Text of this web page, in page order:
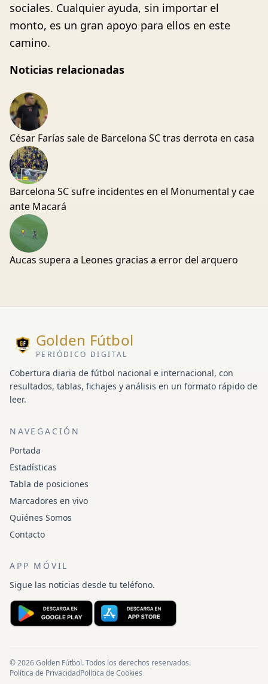
sociales. Cualquier ayuda, sin importar el
monto, es un gran apoyo para ellos en este
camino.
Noticias relacionadas
César Farías sale de Barcelona SC tras derrota en casa
Barcelona SC sufre incidentes en el Monumental y cae
ante Macará
Aucas supera a Leones gracias a error del arquero
Golden Fútbol
PERIÓDICO DIGITAL
Cobertura diaria de fútbol nacional e internacional, con
resultados, tablas, fichajes y análisis en un formato rápido de
leer.
NAVEGACIÓN
Portada
Estadísticas
Tabla de posiciones
Marcadores en vivo
Quiénes Somos
Contacto
APP MÓVIL
Sigue las noticias desde tu teléfono.
© 2026 Golden Fútbol. Todos los derechos reservados.
Política de PrivacidadPolítica de Cookies